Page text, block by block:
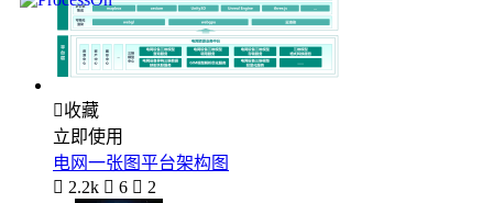
收藏
立即使用
电网一张图平台架构图
 2.2k  6  2